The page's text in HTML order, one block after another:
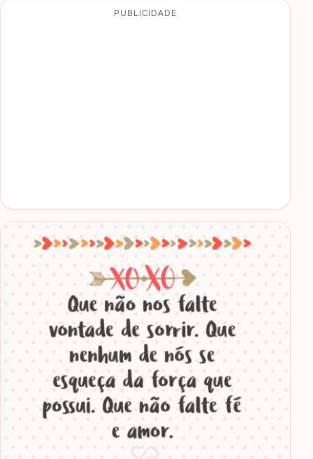
PUBLICIDADE